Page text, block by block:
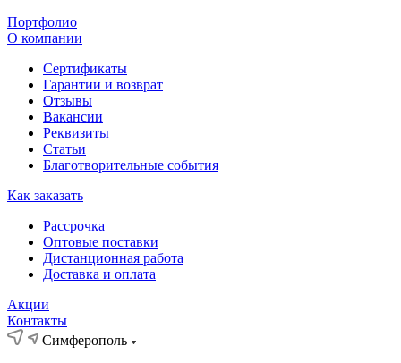
Портфолио
О компании
Сертификаты
Гарантии и возврат
Отзывы
Вакансии
Реквизиты
Статьи
Благотворительные события
Как заказать
Рассрочка
Оптовые поставки
Дистанционная работа
Доставка и оплата
Акции
Контакты
Симферополь